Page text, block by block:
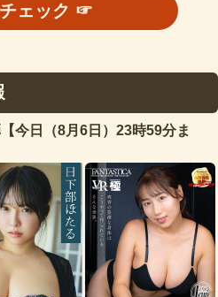
ェック ☞
今日（8月6日）23時59分ま